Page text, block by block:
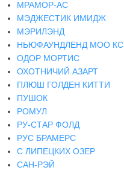
МРАМОР-АС
МЭДЖЕСТИК ИМИДЖ
МЭРИЛЭНД
НЬЮФАУНДЛЕНД МОО КС
ОДОР МОРТИС
ОХОТНИЧИЙ АЗАРТ
ПЛЮШ ГОЛДЕН КИТТИ
ПУШОК
РОМУЛ
РУ-СТАР ФОЛД
РУС БРАМЕРС
С ЛИПЕЦКИХ ОЗЕР
САН-РЭЙ